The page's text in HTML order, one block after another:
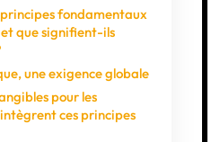
principes fondamentaux
que signifient-ils
une exigence globale
pour les
ces principes